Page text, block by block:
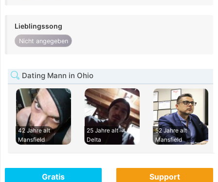
Lieblingssong
Nicht angegeben
Dating Mann in Ohio
42 Jahre alt
Mansfield
25 Jahre alt
Delta
52 Jahre alt
Mansfield
Gratis Support